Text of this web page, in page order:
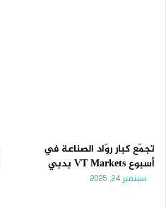
تجمّع كبار روّاد الصناعة في
أسبوع VT Markets بدبي
سبتمبر 24, 2025